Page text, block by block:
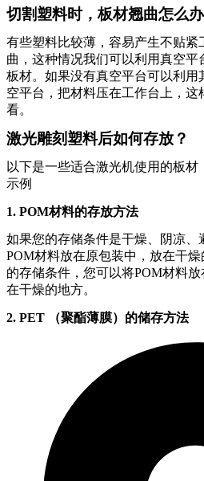
切割塑料时，板材翘曲怎么办
有些塑料比较薄，容易产生不贴
曲，这种情况我们可以利用真空
板材。如果没有真空平台可以利
空平台，把材料压在工作台上，
看。
激光雕刻塑料后如何存放？
以下是一些适合激光机使用的板材
示例
1. POM材料的存放方法
如果您的存储条件是干燥、阴凉、
POM材料放在原包装中，放在干
的存储条件，您可以将POM材料
在干燥的地方。
2. PET （聚酯薄膜）的储存方法